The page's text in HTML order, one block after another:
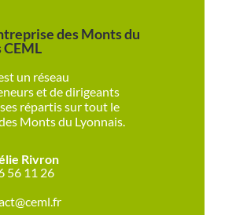
des Monts du
CEML
un réseau
et de dirigeants
répartis sur tout le
Monts du Lyonnais.
Rivron
56 11 26